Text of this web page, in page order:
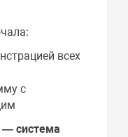
всех
с
— система